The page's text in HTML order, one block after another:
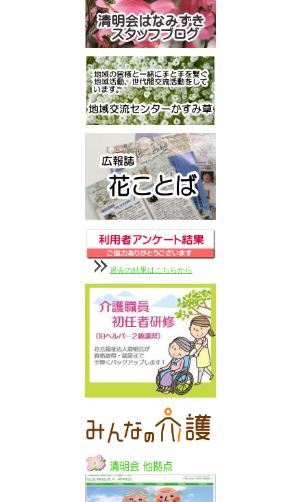
過去の結果はこちらから